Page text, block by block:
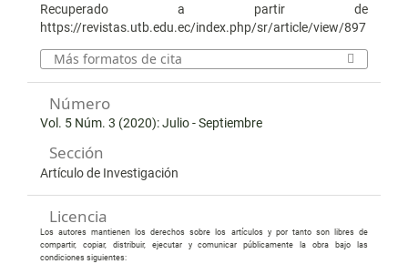
Recuperado a partir de
https://revistas.utb.edu.ec/index.php/sr/article/view/897
Más formatos de cita
Número
Vol. 5 Núm. 3 (2020): Julio - Septiembre
Sección
Artículo de Investigación
Licencia
Los autores mantienen los derechos sobre los artículos y por tanto son libres de
compartir, copiar, distribuir, ejecutar y comunicar públicamente la obra bajo las
condiciones siguientes: